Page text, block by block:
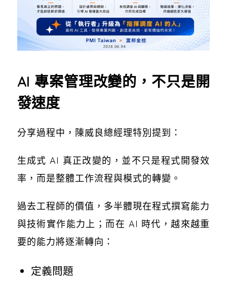
AI 專案管理改變的，不只是開
發速度
分享過程中，陳威良總經理特別提到：
生成式 AI 真正改變的，並不只是程式開發效
率，而是整體工作流程與模式的轉變。
過去工程師的價值，多半體現在程式撰寫能力
與技術實作能力上；而在 AI 時代，越來越重
要的能力將逐漸轉向：
定義問題